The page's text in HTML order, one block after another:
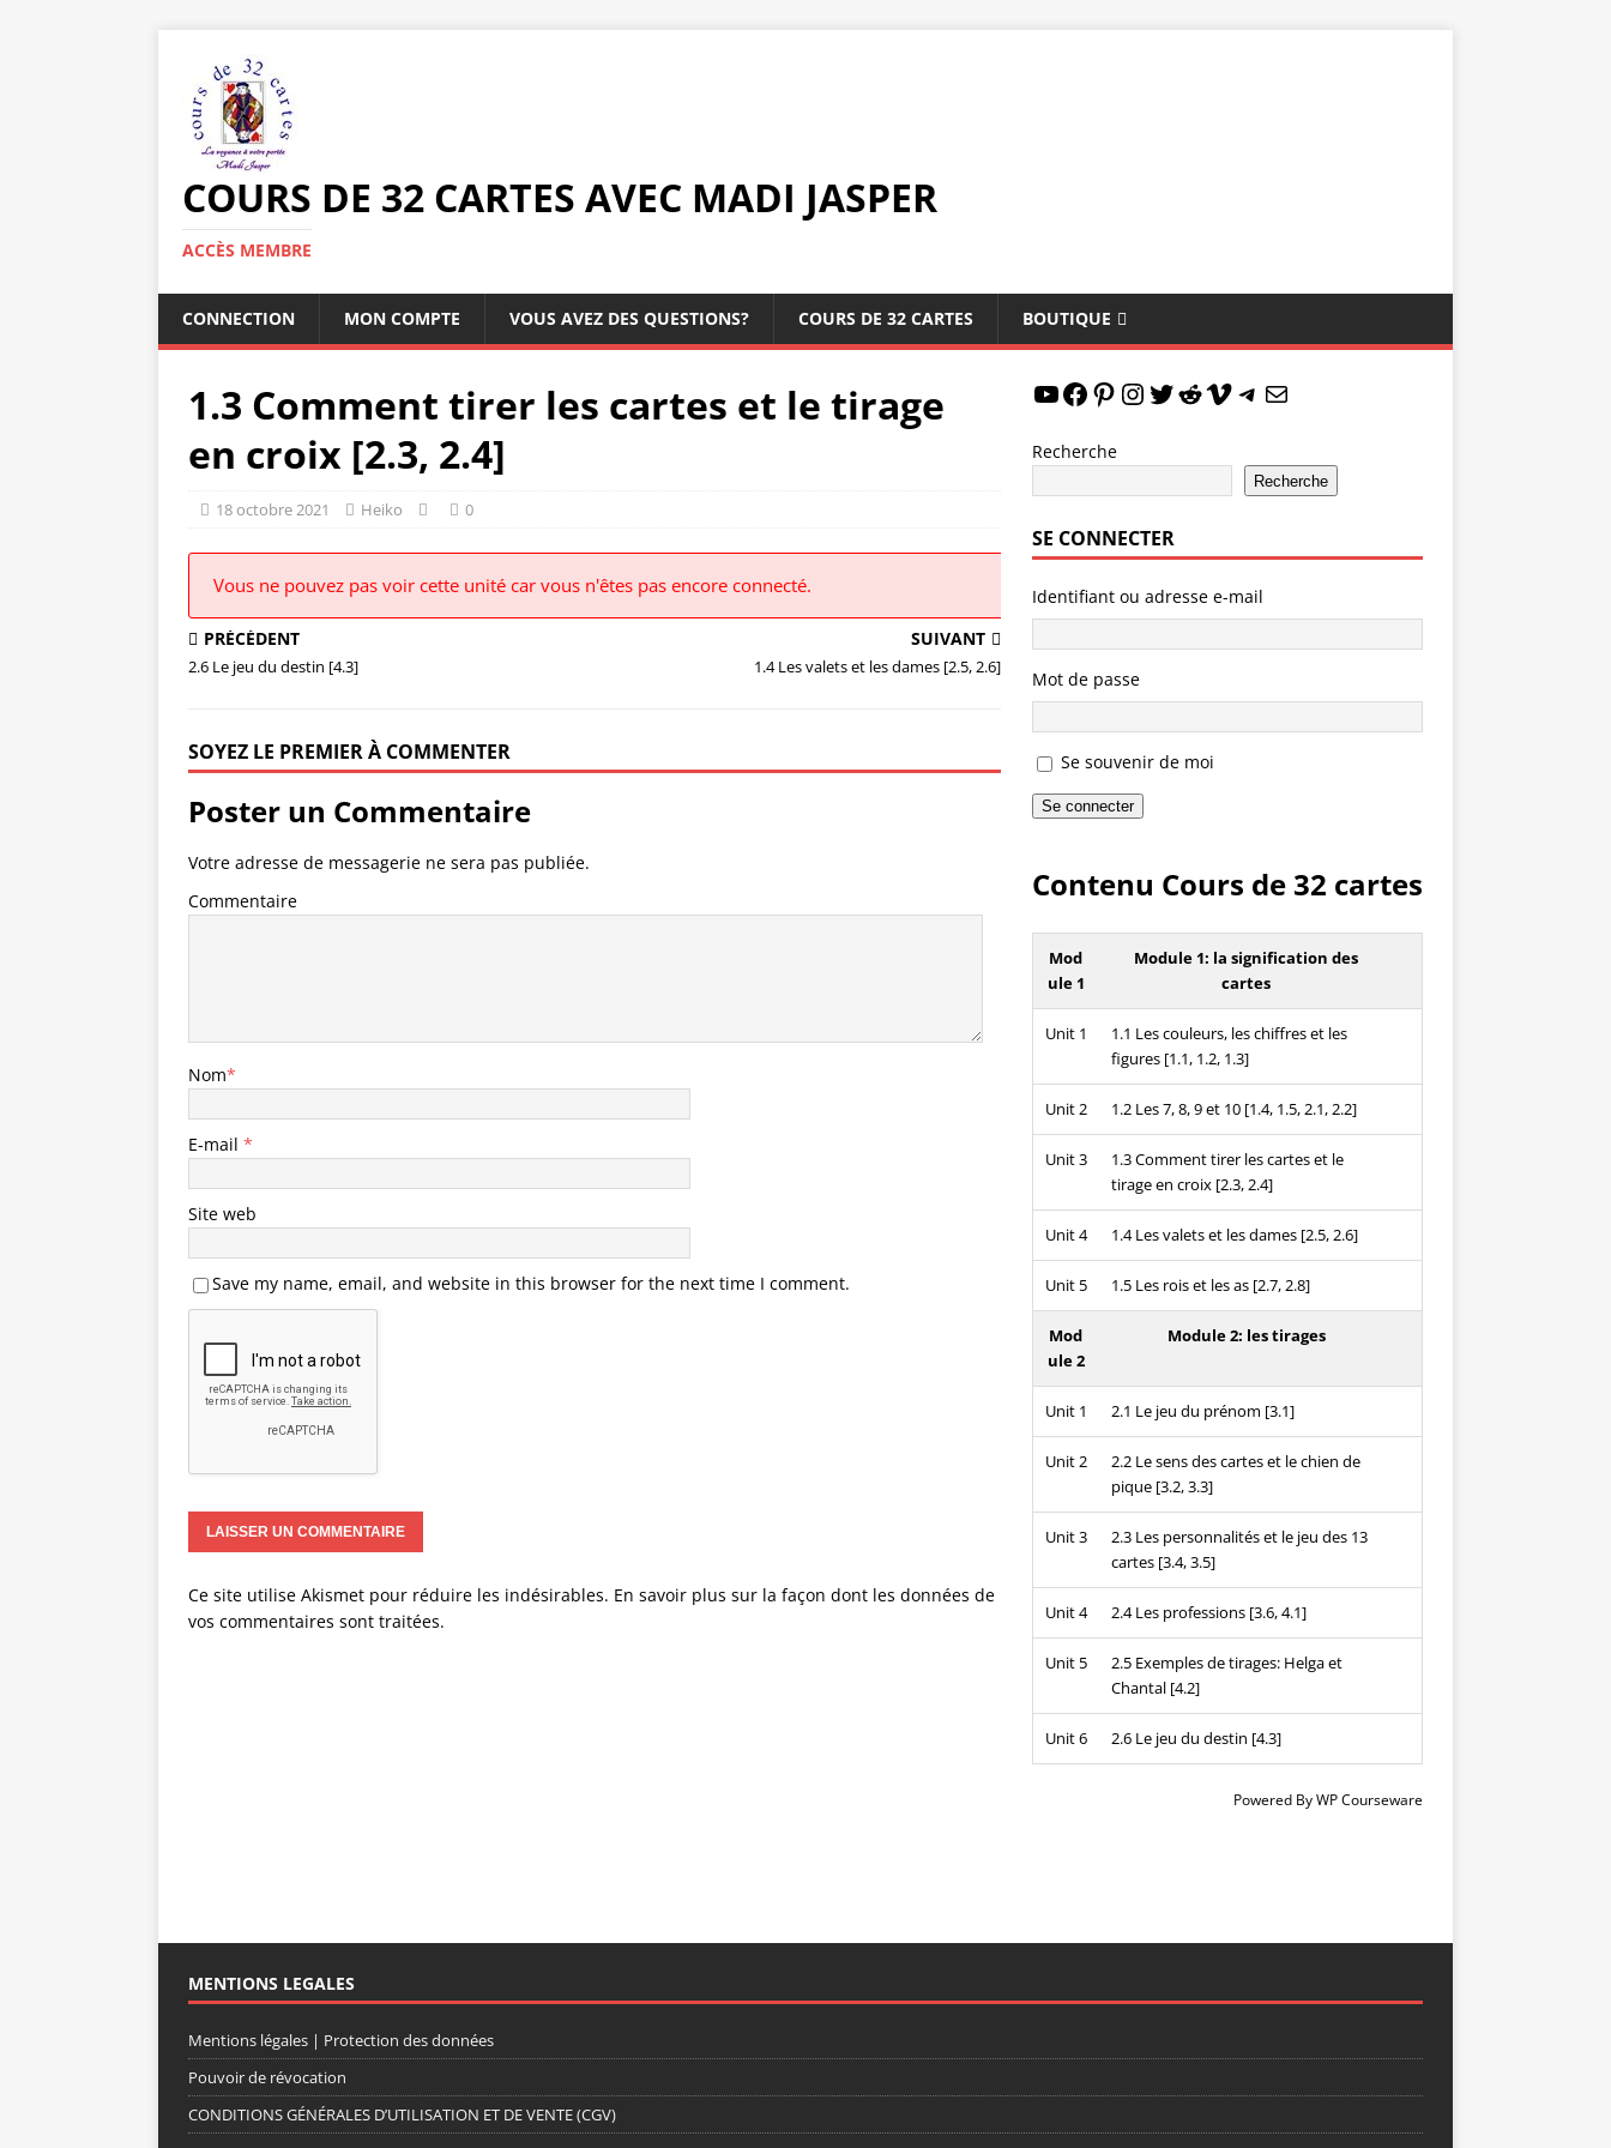
COURS DE 32 CARTES AVEC MADI JASPER
ACCÈS MEMBRE
CONNECTION MON COMPTE VOUS AVEZ DES QUESTIONS? COURS DE 32 CARTES BOUTIQUE
1.3 Comment tirer les cartes et le tirage
en croix [2.3, 2.4]
18 octobre 2021 Heiko 0
Vous ne pouvez pas voir cette unité car vous n'êtes pas encore connecté.
PRÉCÉDENT
2.6 Le jeu du destin [4.3]
SUIVANT
1.4 Les valets et les dames [2.5, 2.6]
SOYEZ LE PREMIER À COMMENTER
Poster un Commentaire
Votre adresse de messagerie ne sera pas publiée.
Commentaire
Nom*
E-mail *
Site web
Save my name, email, and website in this browser for the next time I comment.
Ce site utilise Akismet pour réduire les indésirables. En savoir plus sur la façon dont les données de
vos commentaires sont traitées.
Recherche
Recherche
SE CONNECTER
Identifiant ou adresse e-mail
Mot de passe
Se souvenir de moi
Se connecter
Contenu Cours de 32 cartes
Mod
ule 1
Module 1: la signification des
cartes
Unit 1
1.1 Les couleurs, les chiffres et les
figures [1.1, 1.2, 1.3]
Unit 2 1.2 Les 7, 8, 9 et 10 [1.4, 1.5, 2.1, 2.2]
Unit 3
1.3 Comment tirer les cartes et le
tirage en croix [2.3, 2.4]
Unit 4 1.4 Les valets et les dames [2.5, 2.6]
Unit 5 1.5 Les rois et les as [2.7, 2.8]
Mod
ule 2
Module 2: les tirages
Unit 1 2.1 Le jeu du prénom [3.1]
Unit 2
2.2 Le sens des cartes et le chien de
pique [3.2, 3.3]
Unit 3
2.3 Les personnalités et le jeu des 13
cartes [3.4, 3.5]
Unit 4 2.4 Les professions [3.6, 4.1]
Unit 5
2.5 Exemples de tirages: Helga et
Chantal [4.2]
Unit 6 2.6 Le jeu du destin [4.3]
Powered ByWP Courseware
MENTIONS LEGALES
Mentions légales | Protection des données
Pouvoir de révocation
CONDITIONS GÉNÉRALES D’UTILISATION ET DE VENTE (CGV)